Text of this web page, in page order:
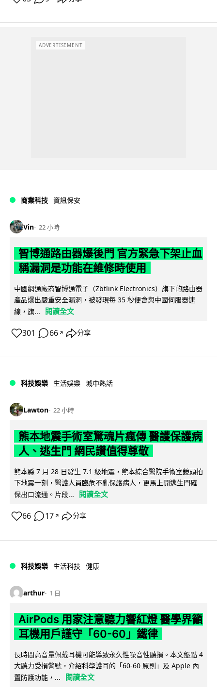
ADVERTISEMENT
商業科技 資訊保安
Vin 22 小時
智博通路由器爆後門 官方緊急下架止血
稱漏洞是功能在維修時使用
中國網通廠商智博通電子（Zbtlink Electronics）旗下的路由器
產品爆出嚴重安全漏洞，被發現每 35 秒便會與中國伺服器連
線，旗...
閱讀全文
301 66 ↗ 分享
科技娛樂 生活娛樂 城中熱話
Lawton 22 小時
熊本地震手術室驚魂片瘋傳 醫護保護病
人、逃生門 網民讚值得尊敬
熊本縣 7 月 28 日發生 7.1 級地震，熊本綜合醫院手術室鏡頭拍
下地震一刻，醫護人員臨危不亂保護病人，更馬上開逃生門確
保出口流通。片段...
閱讀全文
66 17 ↗ 分享
科技娛樂 生活科技 健康
arthur 1 日
AirPods 用家注意聽力響紅燈 醫學界籲
耳機用戶謹守「60-60」鐵律
長時間高音量佩戴耳機可能導致永久性噪音性聽損。本文盤點 4
大聽力受損警號，介紹科學護耳的「60-60 原則」及 Apple 內
置防護功能，...
閱讀全文